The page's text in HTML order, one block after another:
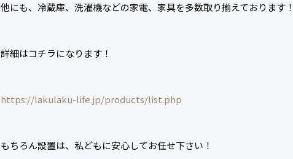
他にも、冷蔵庫、洗濯機などの家電、家具を多数取り揃えております
詳細はコチラになります！
https://lakulaku-life.jp/products/list.php
もちろん設置は、私どもに安心してお任せ下さい！